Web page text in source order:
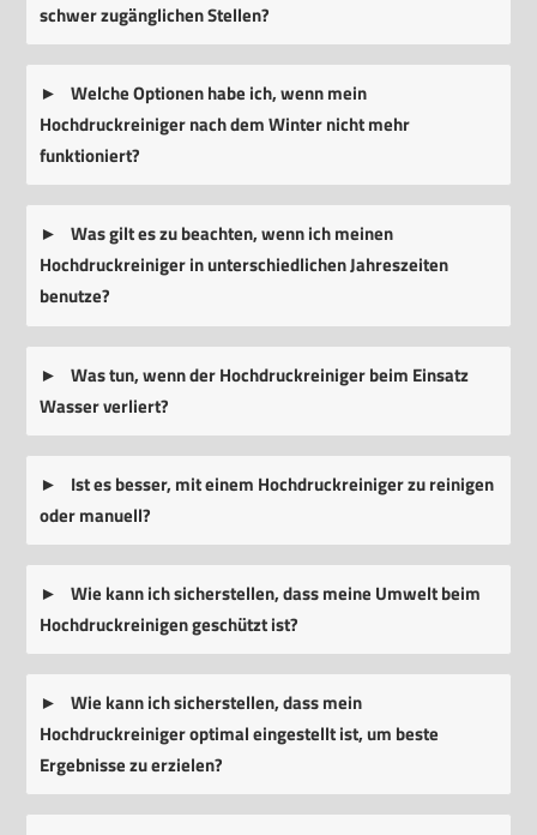
schwer zugänglichen Stellen?
Welche Optionen habe ich, wenn mein
Hochdruckreiniger nach dem Winter nicht mehr
funktioniert?
Was gilt es zu beachten, wenn ich meinen
Hochdruckreiniger in unterschiedlichen Jahreszeiten
benutze?
Was tun, wenn der Hochdruckreiniger beim Einsatz
Wasser verliert?
Ist es besser, mit einem Hochdruckreiniger zu reinigen
oder manuell?
Wie kann ich sicherstellen, dass meine Umwelt beim
Hochdruckreinigen geschützt ist?
Wie kann ich sicherstellen, dass mein
Hochdruckreiniger optimal eingestellt ist, um beste
Ergebnisse zu erzielen?